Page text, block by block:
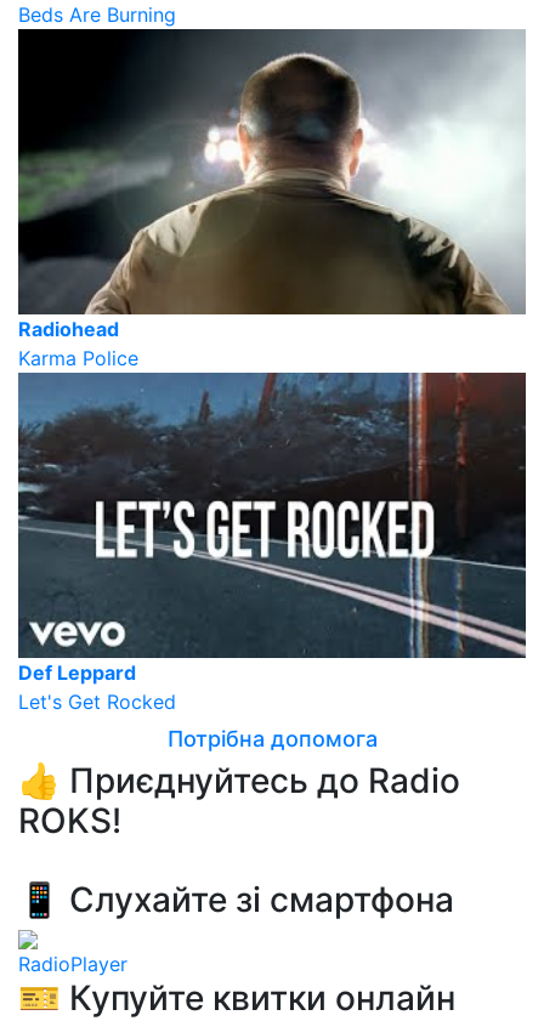
Beds Are Burning
Radiohead
Karma Police
Def Leppard
Let's Get Rocked
Потрібна допомога
👍 Приєднуйтесь до Radio
ROKS!
📱 Слухайте зі смартфона
RadioPlayer
🎫 Купуйте квитки онлайн